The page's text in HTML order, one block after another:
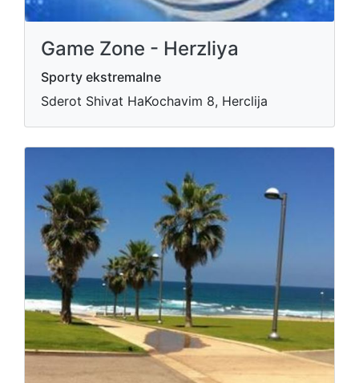
Game Zone - Herzliya
Sporty ekstremalne
Sderot Shivat HaKochavim 8, Herclija